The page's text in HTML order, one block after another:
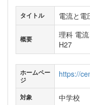
タイトル 電流と電
概要
理科 電
H27
ホームペー
ジ
https://
対象 中学校